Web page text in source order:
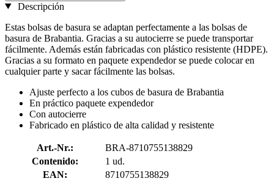
Descripción
Estas bolsas de basura se adaptan perfectamente a las bolsas de
basura de Brabantia. Gracias a su autocierre se puede transportar
fácilmente. Además están fabricadas con plástico resistente (HDPE).
Gracias a su formato en paquete expendedor se puede colocar en
cualquier parte y sacar fácilmente las bolsas.
Ajuste perfecto a los cubos de basura de Brabantia
En práctico paquete expendedor
Con autocierre
Fabricado en plástico de alta calidad y resistente
Art.-Nr.:
BRA-8710755138829
Contenido:
1 ud.
EAN:
8710755138829